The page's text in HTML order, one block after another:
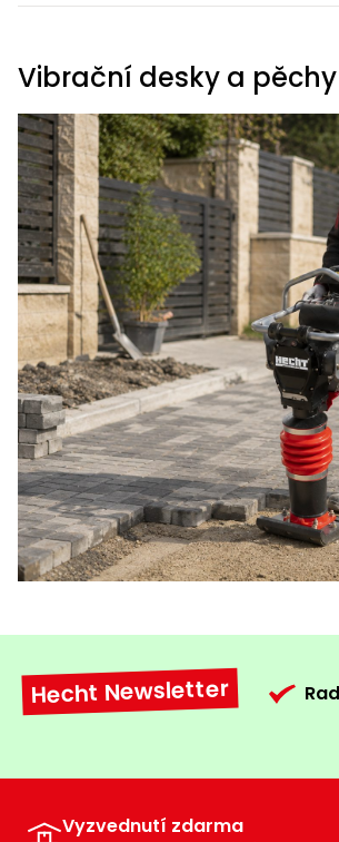
Vibrační desky a pěchy
Hecht Newsletter
Vyzvednutí zdarma